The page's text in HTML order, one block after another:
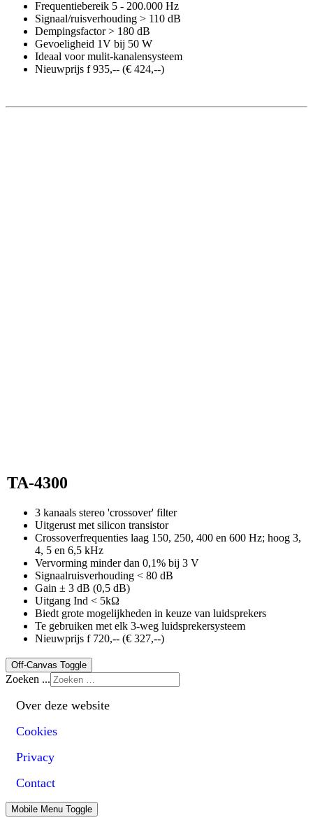
Frequentiebereik 5 - 200.000 Hz
Signaal/ruisverhouding > 110 dB
Dempingsfactor > 180 dB
Gevoeligheid 1V bij 50 W
Ideaal voor mulit-kanalensysteem
Nieuwprijs f 935,-- (€ 424,--)
TA-4300
3 kanaals stereo 'crossover' filter
Uitgerust met silicon transistor
Crossoverfrequenties laag 150, 250, 400 en 600 Hz; hoog 3,
4, 5 en 6,5 kHz
Vervorming minder dan 0,1% bij 3 V
Signaalruisverhouding < 80 dB
Gain ± 3 dB (0,5 dB)
Uitgang Ind < 5kΩ
Biedt grote mogelijkheden in keuze van luidsprekers
Te gebruiken met elk 3-weg luidsprekersysteem
Nieuwprijs f 720,-- (€ 327,--)
Off-Canvas Toggle
Zoeken ...
Over deze website
Cookies
Privacy
Contact
Mobile Menu Toggle